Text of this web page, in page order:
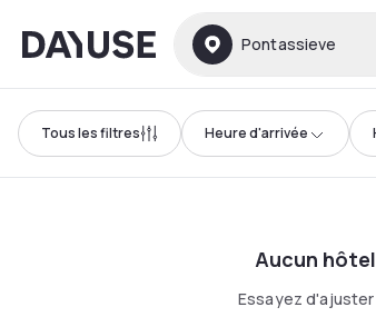
Dayuse Pontassieve
Tous les filtres Heure d'arrivée
Aucun
Essayez